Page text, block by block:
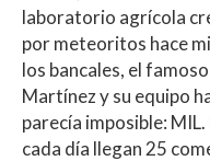
s
A
p
p
b
o
o
k
er p
r
laboratorio agrícola
por meteoritos hace
los bancales, el
Martínez y su equipo
parecía imposible:
cada día llegan 25